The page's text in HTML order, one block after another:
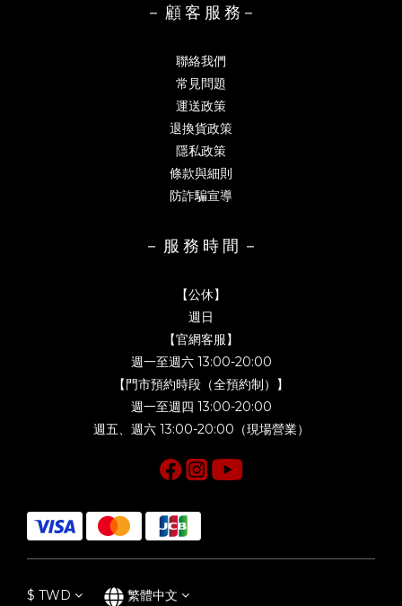
－ 顧 客 服 務－
聯絡我們
常見問題
運送政策
退換貨政策
隱私政策
條款與細則
防詐騙宣導
－ 服 務 時 間 －
【公休】
週日
【官網客服】
週一至週六 13:00-20:00
【門市預約時段（全預約制）】
週一至週四 13:00-20:00
週五、週六 13:00-20:00（現場營業）
$ TWD 繁體中文